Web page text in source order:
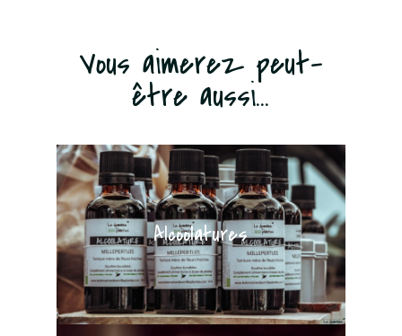
Vous aimerez peut-
être aussi...
Alcoolatures